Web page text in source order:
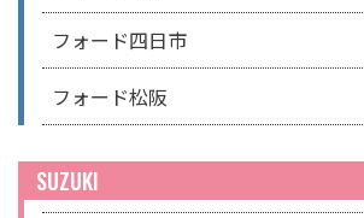
フォード四日市
フォード松阪
SUZUKI